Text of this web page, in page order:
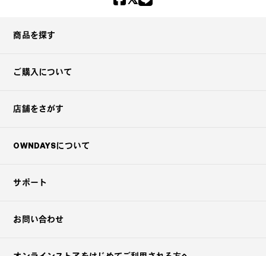
商品を探す
ご購入について
店舗をさがす
OWNDAYSについて
サポート
お問い合わせ